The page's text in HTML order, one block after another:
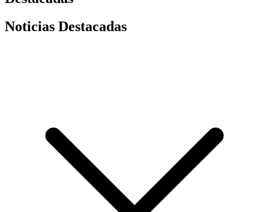
Noticias Destacadas